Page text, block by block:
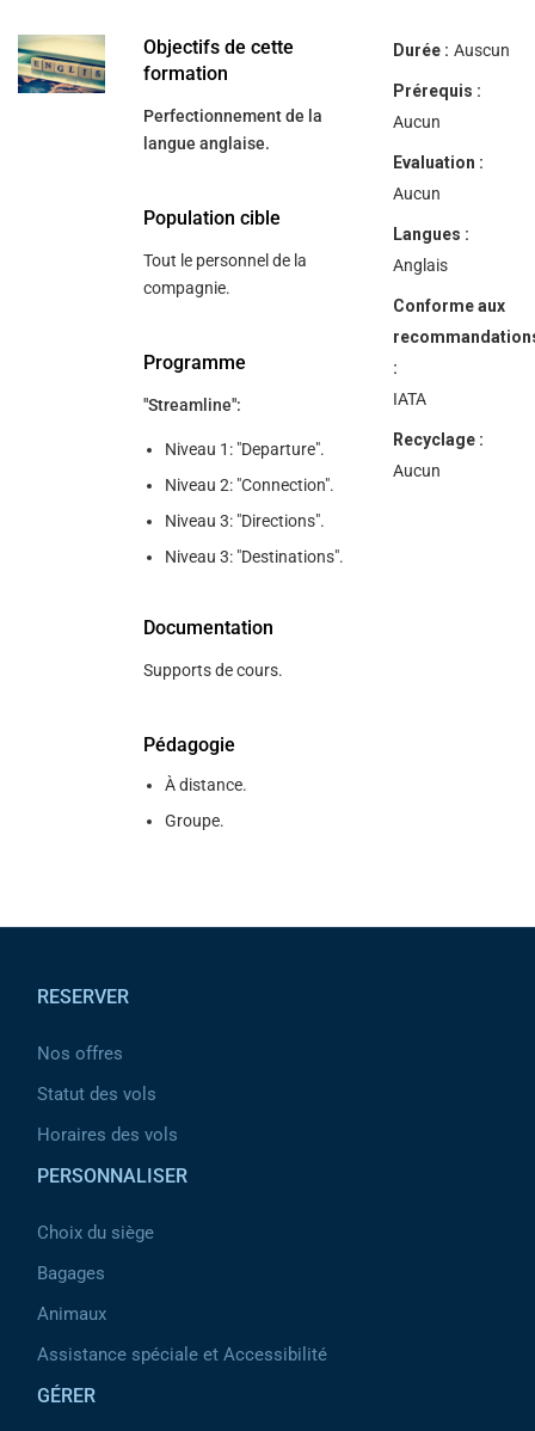
navigate
and
interact
Objectifs de cette
formation
Perfectionnement de la
langue anglaise.
Population cible
Tout le personnel de la
compagnie.
Programme
"Streamline":
Niveau 1: "Departure".
Niveau 2: "Connection".
Niveau 3: "Directions".
Niveau 3: "Destinations".
Documentation
Supports de cours.
Pédagogie
À distance.
Groupe.
Durée : Auscun
Prérequis :
Aucun
Evaluation :
Aucun
Langues :
Anglais
Conforme aux
:
IATA
Recyclage :
Aucun
RESERVER
Nos offres
Statut des vols
Horaires des vols
PERSONNALISER
Choix du siège
Bagages
Animaux
Assistance spéciale et Accessibilité
GÉRER